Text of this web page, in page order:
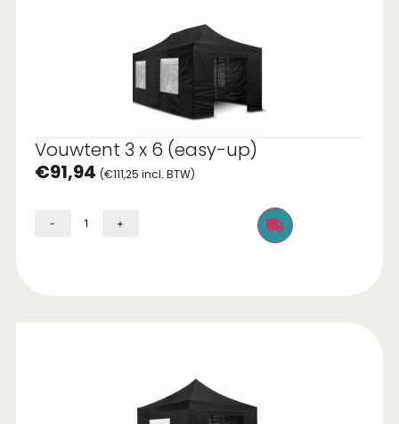
Vouwtent 3 x 6 (easy-up)
€91,94 (€111,25 incl. BTW)
- +